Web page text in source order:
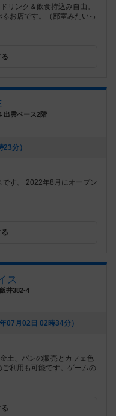
リンク＆飲食持込み自由。
お店です。（部室みたいっ
出雲ベース2階
分）
す。 2022年8月にオープン
ス
井382-4
07月02日 02時34分）
土、パンの販売とカフェ色
利用も可能です。ゲームの